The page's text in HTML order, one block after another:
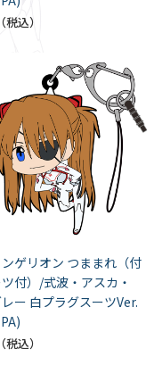
ゲリオン つままれ（付
付）/式波・アスカ・
ー 白プラグスーツVer.